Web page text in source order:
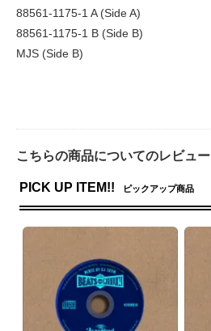
88561-1175-1 A (Side A)
88561-1175-1 B (Side B)
MJS (Side B)
こちらの商品についてのレビュー
PICK UP ITEM!! ピックアップ商品